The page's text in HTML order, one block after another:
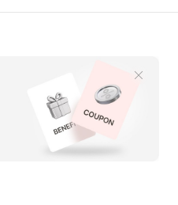
조회 > 주문취소(주문취소 후 실출고
이미 출고 과정에 있을 수 있습니다.
상태에선
주셔야 합니다.
니다)